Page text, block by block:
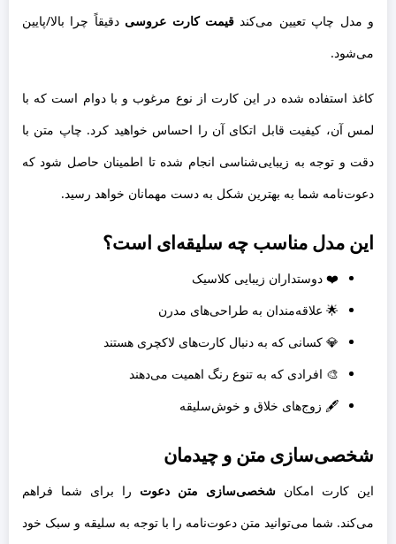
و مدل چاپ تعیین می‌کند قیمت کارت عروسی دقیقاً چرا بالا/پایین
می‌شود.
کاغذ استفاده شده در این کارت از نوع مرغوب و با دوام است که با
لمس آن، کیفیت قابل اتکای آن را احساس خواهید کرد. چاپ متن با
دقت و توجه به زیبایی‌شناسی انجام شده تا اطمینان حاصل شود که
دعوت‌نامه شما به بهترین شکل به دست مهمانان خواهد رسید.
این مدل مناسب چه سلیقه‌ای است؟
❤️ دوستداران زیبایی کلاسیک
🌟 علاقه‌مندان به طراحی‌های مدرن
💎 کسانی که به دنبال کارت‌های لاکچری هستند
🎨 افرادی که به تنوع رنگ اهمیت می‌دهند
🖋️ زوج‌های خلاق و خوش‌سلیقه
شخصی‌سازی متن و چیدمان
این کارت امکان شخصی‌سازی متن دعوت را برای شما فراهم
می‌کند. شما می‌توانید متن دعوت‌نامه را با توجه به سلیقه و سبک خود